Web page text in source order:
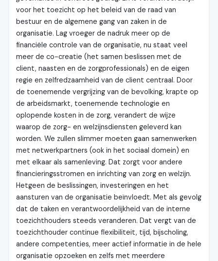
voor het toezicht op het beleid van de raad van
bestuur en de algemene gang van zaken in de
organisatie. Lag vroeger de nadruk meer op de
financiële controle van de organisatie, nu staat veel
meer de co-creatie (het samen beslissen met de
client, naasten en de zorgprofessionals) en de eigen
regie en zelfredzaamheid van de client centraal. Door
de toenemende vergrijzing van de bevolking, krapte op
de arbeidsmarkt, toenemende technologie en
oplopende kosten in de zorg, verandert de wijze
waarop de zorg- en welzijnsdiensten geleverd kan
worden. We zullen slimmer moeten gaan samenwerken
met netwerkpartners (ook in het sociaal domein) en
met elkaar als samenleving. Dat zorgt voor andere
financieringsstromen en inrichting van zorg en welzijn.
Hetgeen de beslissingen, investeringen en het
aansturen van de organisatie beïnvloedt. Met als gevolg
dat de taken en verantwoordelijkheid van de interne
toezichthouders steeds veranderen. Dat vergt van de
toezichthouder continue flexibiliteit, tijd, bijscholing,
andere competenties, meer actief informatie in de hele
organisatie opzoeken en zelfs met meerdere